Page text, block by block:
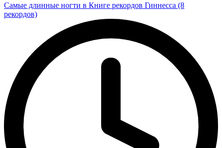
Самые длинные ногти в Книге рекордов Гиннесса (8
рекордов)